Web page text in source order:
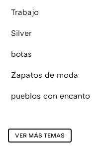
Trabajo
Silver
botas
Zapatos de moda
pueblos con encanto
VER MÁS TEMAS